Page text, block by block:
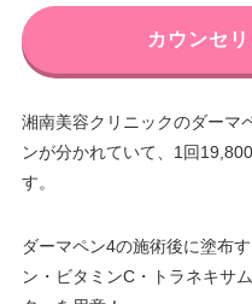
カウンセ
湘南美容クリニックのダーマ
ンが分かれていて、1回
す。
ダーマペン4の施術後に塗布
ン・ビタミンC・トラネキサ